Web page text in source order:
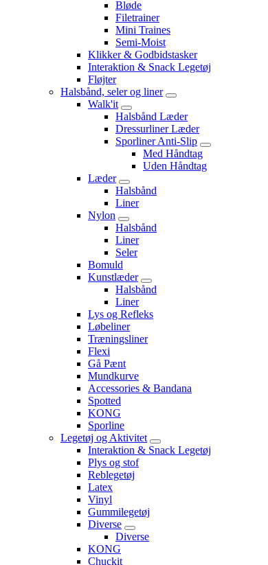
Bløde
Filetrainer
Mini Traines
Semi-Moist
Klikker & Godbidstasker
Interaktion & Snack Legetøj
Fløjter
Halsbånd, seler og liner
Walk'it
Halsbånd Læder
Dressurliner Læder
Sporliner Anti-Slip
Med Håndtag
Uden Håndtag
Læder
Halsbånd
Liner
Nylon
Halsbånd
Liner
Seler
Bomuld
Kunstlæder
Halsbånd
Liner
Lys og Refleks
Løbeliner
Træningsliner
Flexi
Gå Pænt
Mundkurve
Accessories & Bandana
Spotted
KONG
Sporline
Legetøj og Aktivitet
Interaktion & Snack Legetøj
Plys og stof
Reblegetøj
Latex
Vinyl
Gummilegetøj
Diverse
Diverse
KONG
Chuckit